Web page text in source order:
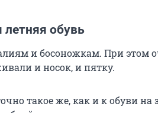
обувь
и босоножкам. При этом
и носок, и пятку.
такое же, как и к обуви на